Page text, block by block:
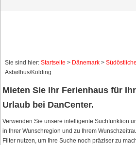
Sie sind hier: Startseite > Dänemark >
Asbølhus/Kolding
Mieten Sie Ihr Ferienhaus für
Urlaub bei DanCenter.
Verwenden Sie unsere intelligente Suchfunktion
in Ihrer Wunschregion und zu Ihrem
Filter nutzen, um Ihre Suche noch präziser zu